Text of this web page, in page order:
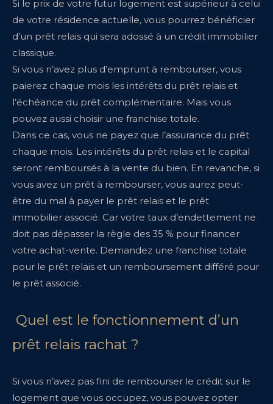
Si le prix de votre futur logement est supérieur à celui
de votre résidence actuelle, vous pourrez bénéficier
d’un prêt relais qui sera adossé à un crédit immobilier
classique.
Si vous n’avez plus d’emprunt à rembourser, vous
paierez chaque mois les intérêts du prêt relais et
l’échéance du prêt complémentaire. Mais vous
pouvez aussi choisir une franchise totale.
Dans ce cas, vous ne payez que l’assurance du prêt
chaque mois. Les intérêts du prêt relais et le capital
seront remboursés à la vente du bien. En revanche, si
vous avez un prêt à rembourser, vous aurez peut-
être du mal à payer le prêt relais et le prêt
immobilier associé. Car votre taux d’endettement ne
doit pas dépasser la règle des 35 % pour financer
votre achat-vente. Demandez une franchise totale
pour le prêt relais et un remboursement différé pour
le prêt associé.
Quel est le fonctionnement d’un
prêt relais rachat ?
Si vous n’avez pas fini de rembourser le crédit sur le
logement que vous occupez, vous pouvez opter